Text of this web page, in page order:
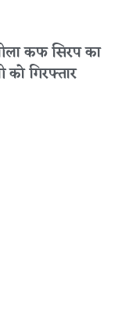
कफ सिरप का
गिरफ्तार